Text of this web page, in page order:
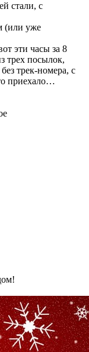
стали, с
(или уже
эти часы за 8
трех посылок,
трек-номера, с
приехало…